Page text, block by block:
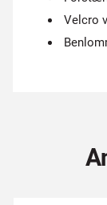
Velcro